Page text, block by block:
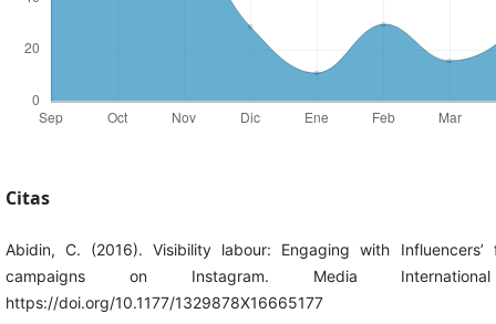
Citas
Abidin, C. (2016). Visibility labour: Engaging with
campaigns on Instagram. Media
https://doi.org/10.1177/1329878X16665177